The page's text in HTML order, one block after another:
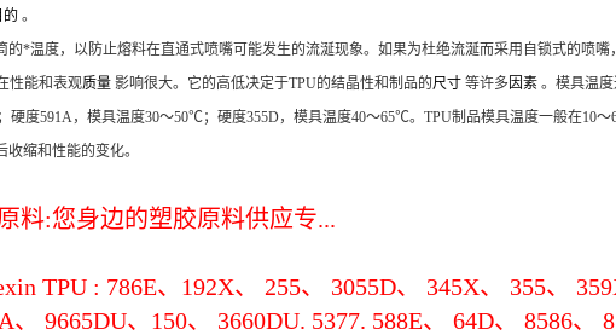
的 。
*温度，以防止熔料在直通式喷嘴可能发生的流涎现象。如果为杜绝流涎而采用自锁式的喷
性能和表观质量 影响很大。它的高低决定于TPU的结晶性和制品的尺寸 等许多因素 。模具温
硬度591A，模具温度30～50℃；硬度355D，模具温度40～65℃。TPU制品模具温度一般在
缩和性能的变化。
料:您身边的塑胶原料供应专...
TPU : 786E、192X、 255、 3055D、 345X、 355、
、 9665DU、150、 3660DU. 5377. 588E、 64D、 8586、